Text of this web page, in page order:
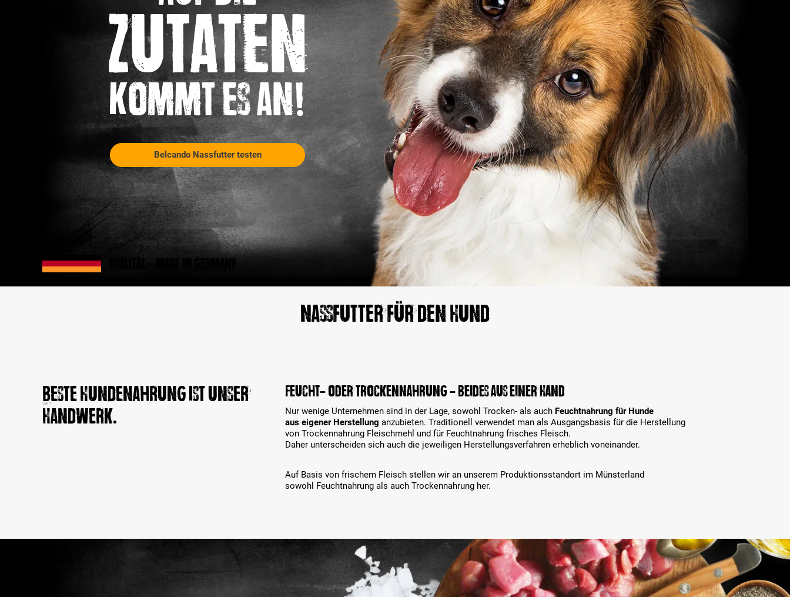
Zutaten
kommt es an!
Belcando Nassfutter testen
Qualität - Made in Germany
Nassfutter für den Hund
Beste Hundenahrung ist unser
Handwerk.
Feucht- oder Trockennahrung - beides aus einer Hand
Nur wenige Unternehmen sind in der Lage, sowohl Trocken- als auch Feuchtnahrung für Hunde
aus eigener Herstellung anzubieten. Traditionell verwendet man als Ausgangsbasis für die Herstellung
von Trockennahrung Fleischmehl und für Feuchtnahrung frisches Fleisch.
Daher unterscheiden sich auch die jeweiligen Herstellungsverfahren erheblich voneinander.
Auf Basis von frischem Fleisch stellen wir an unserem Produktionsstandort im Münsterland
sowohl Feuchtnahrung als auch Trockennahrung her.